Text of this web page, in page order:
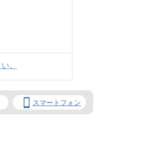
。
スマートフォン